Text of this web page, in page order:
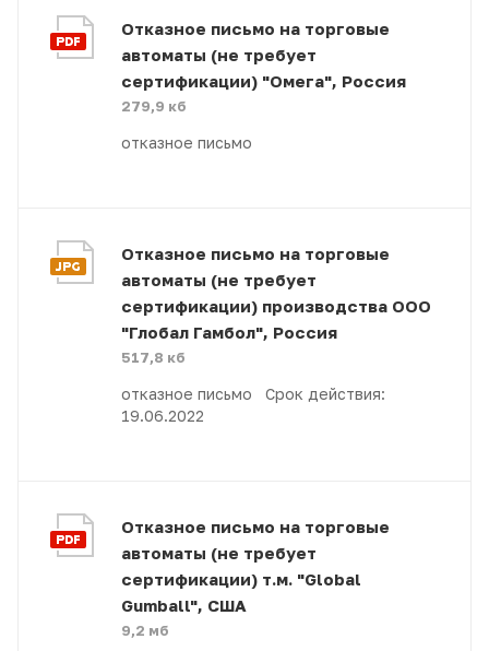
Отказное письмо на торговые
автоматы (не требует
сертификации) "Омега", Россия
279,9 кб
отказное письмо
Отказное письмо на торговые
автоматы (не требует
сертификации) производства ООО
"Глобал Гамбол", Россия
517,8 кб
отказное письмо Срок действия:
19.06.2022
Отказное письмо на торговые
автоматы (не требует
сертификации) т.м. "Global
Gumball", США
9,2 мб